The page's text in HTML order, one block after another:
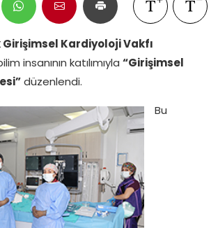
Girişimsel Kardiyoloji Vakfı
insanının katılımıyla “Girişimsel
düzenlendi.
Bu